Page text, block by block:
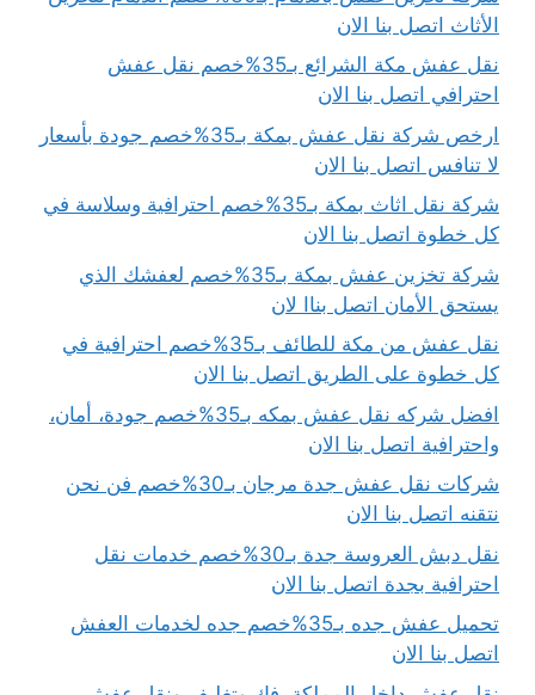
الأثاث اتصل بنا الان
نقل عفش مكة الشرائع بـ35%خصم نقل عفش
احترافي اتصل بنا الان
ارخص شركة نقل عفش بمكة بـ35%خصم جودة بأسعار
لا تنافس اتصل بنا الان
شركة نقل اثاث بمكة بـ35%خصم احترافية وسلاسة في
كل خطوة اتصل بنا الان
شركة تخزين عفش بمكة بـ35%خصم لعفشك الذي
يستحق الأمان اتصل بناا لان
نقل عفش من مكة للطائف بـ35%خصم احترافية في
كل خطوة على الطريق اتصل بنا الان
افضل شركه نقل عفش بمكه بـ35%خصم جودة، أمان،
واحترافية اتصل بنا الان
شركات نقل عفش جدة مرجان بـ30%خصم فن نحن
نتقنه اتصل بنا الان
نقل دبش العروسة جدة بـ30%خصم خدمات نقل
احترافية بجدة اتصل بنا الان
تحميل عفش جده بـ35%خصم جده لخدمات العفش
اتصل بنا الان